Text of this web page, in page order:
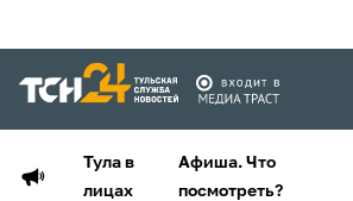
Тула в
лицах
Афиша. Что
посмотреть?